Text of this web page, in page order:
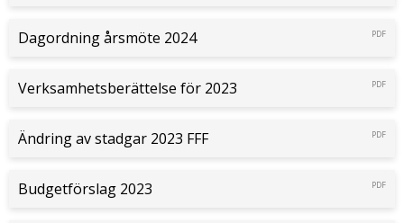
Dagordning årsmöte 2024 PDF
Verksamhetsberättelse för 2023 PDF
Ändring av stadgar 2023 FFF PDF
Budgetförslag 2023 PDF